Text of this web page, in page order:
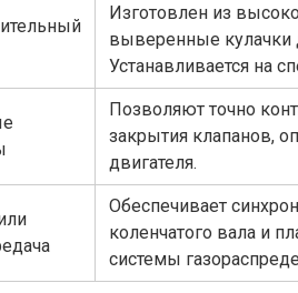
Изготовлен из
выверенные кулачки
Устанавливается на
Позволяют точно
закрытия клапанов,
двигателя.
Обеспечивает
коленчатого вала и
системы